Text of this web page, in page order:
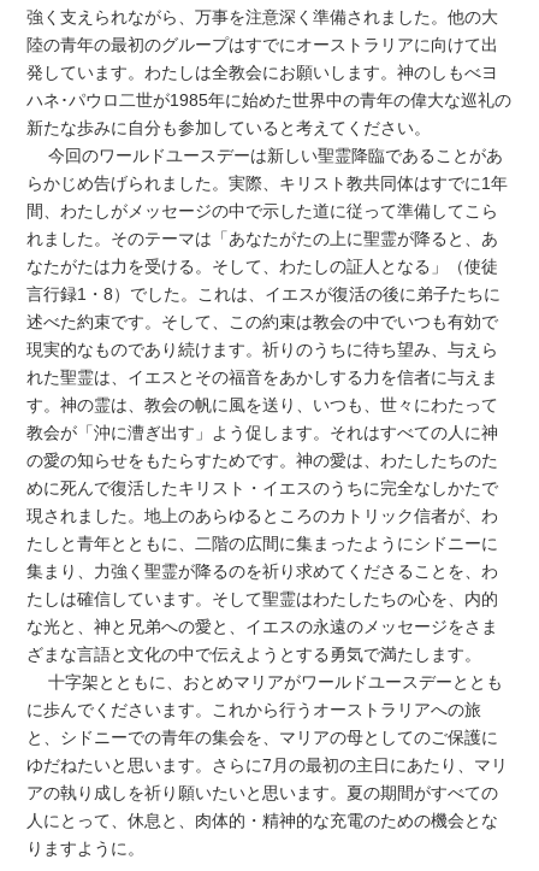
強く支えられながら、万事を注意深く準備されました。他の大
陸の青年の最初のグループはすでにオーストラリアに向けて出
発しています。わたしは全教会にお願いします。神のしもべヨ
ハネ･パウロ二世が1985年に始めた世界中の青年の偉大な巡礼の
新たな歩みに自分も参加していると考えてください。
今回のワールドユースデーは新しい聖霊降臨であることがあ
らかじめ告げられました。実際、キリスト教共同体はすでに1年
間、わたしがメッセージの中で示した道に従って準備してこら
れました。そのテーマは「あなたがたの上に聖霊が降ると、あ
なたがたは力を受ける。そして、わたしの証人となる」（使徒
言行録1・8）でした。これは、イエスが復活の後に弟子たちに
述べた約束です。そして、この約束は教会の中でいつも有効で
現実的なものであり続けます。祈りのうちに待ち望み、与えら
れた聖霊は、イエスとその福音をあかしする力を信者に与えま
す。神の霊は、教会の帆に風を送り、いつも、世々にわたって
教会が「沖に漕ぎ出す」よう促します。それはすべての人に神
の愛の知らせをもたらすためです。神の愛は、わたしたちのた
めに死んで復活したキリスト・イエスのうちに完全なしかたで
現されました。地上のあらゆるところのカトリック信者が、わ
たしと青年とともに、二階の広間に集まったようにシドニーに
集まり、力強く聖霊が降るのを祈り求めてくださることを、わ
たしは確信しています。そして聖霊はわたしたちの心を、内的
な光と、神と兄弟への愛と、イエスの永遠のメッセージをさま
ざまな言語と文化の中で伝えようとする勇気で満たします。
十字架とともに、おとめマリアがワールドユースデーととも
に歩んでくださいます。これから行うオーストラリアへの旅
と、シドニーでの青年の集会を、マリアの母としてのご保護に
ゆだねたいと思います。さらに7月の最初の主日にあたり、マリ
アの執り成しを祈り願いたいと思います。夏の期間がすべての
人にとって、休息と、肉体的・精神的な充電のための機会とな
りますように。